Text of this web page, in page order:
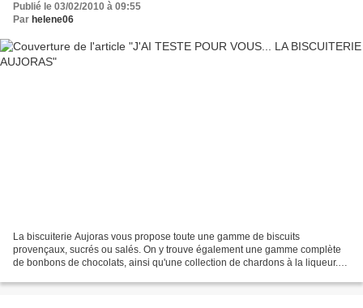
Publié le 03/02/2010 à 09:55
Par helene06
La biscuiterie Aujoras vous propose toute une gamme de biscuits
provençaux, sucrés ou salés. On y trouve également une gamme complète
de bonbons de chocolats, ainsi qu'une collection de chardons à la liqueur.